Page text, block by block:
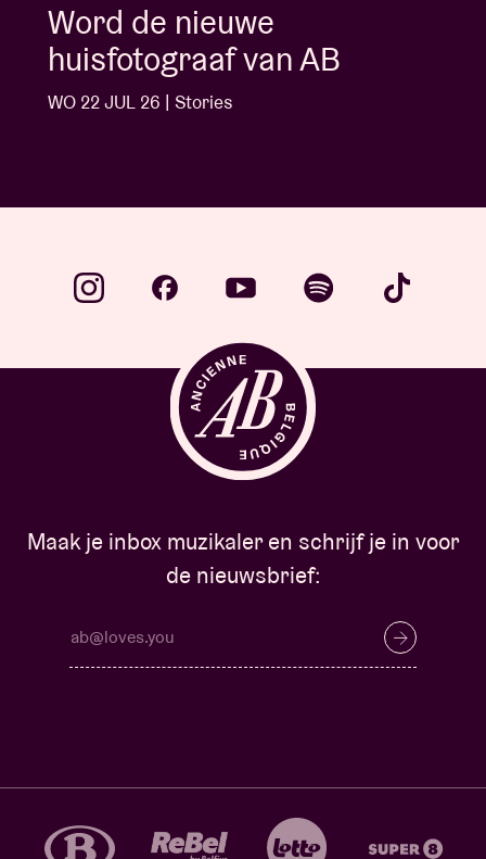
Album of the week:
'Doctrine Of Love' - Jalen
Ngonda
Maak je inbox muzikaler en schrijf je in voor
de nieuwsbrief: